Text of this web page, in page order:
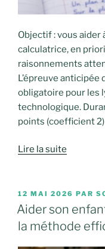
Objectif : vous aider
calculatrice, en
raisonnements
L’épreuve
obligatoire pour les
technologique.
points (coefficient
Lire la suite
PUBLIÉ
LE
12 MAI 2026 PAR
Aider son
la méthode